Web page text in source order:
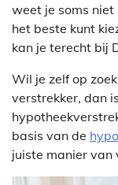
weet je soms
het beste kunt
kan je terecht bij
Wil je zelf op
verstrekker, dan
basis van de
juiste manier van